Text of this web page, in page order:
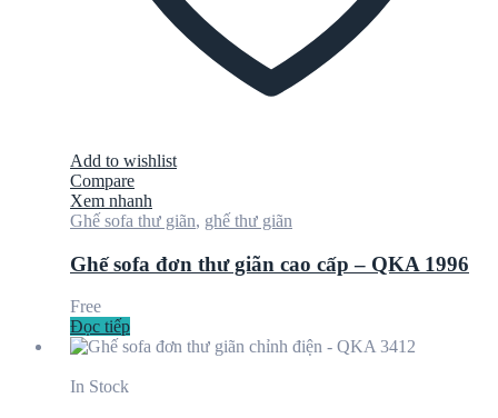
Add to wishlist
Compare
Xem nhanh
Ghế sofa thư giãn, ghế thư giãn
Ghế sofa đơn thư giãn cao cấp – QKA 1996
Free
Đọc tiếp
In Stock